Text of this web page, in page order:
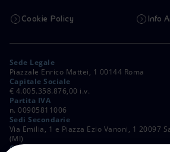
Cookie Policy Info
Sede Legale
Piazzale Enrico Mattei, 1 00144 Roma
Capitale Sociale
€ 4.005.358.876,00 i.v.
Partita IVA
n. 00905811006
Sedi Secondarie
Via Emilia, 1 e Piazza Ezio Vanoni, 1 20097
(MI)
C. Fiscale e Registro Imprese di Roma